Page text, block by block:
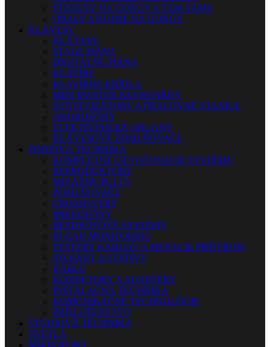
STOJANY NA GONGY A TAM-TAMY
OBALY A KUFRE NA GONGY
KLÁVESY
KLÁVESY
STAGE PIÁNA
DIGITÁLNE PIÁNA
KLAVÍRE
KLAVÍRNE KRÍDLA
MIDI MASTER KEYBOARDY
SYNTETIZÁTORY A PRACOVNÉ STANICE
AKORDEÓNY
ELEKTRONICKÉ ORGANY
KLÁVESOVÉ ZOSILŇOVAČE
PÓDIOVÁ TECHNIKA
KOMPLETNÉ OZVUČOVACIE SYSTÉMY
REPRODUKTORY
MIXÁŽNE PULTY
ZOSILŇOVAČE
CROSSOVERY
MIKROFÓNY
BEZDRÔTOVÉ SYSTÉMY
IN-EAR MONITORING
TESTERY KÁBLOV A MERACIE PRÍSTROJE
STOJANY A STATÍVY
KÁBLE
KONEKTORY A ADAPTÉRY
INŠTALAČNÁ TECHNIKA
KOMUNIKAČNÉ TECHNOLÓGIE
PRÍSLUŠENSTVO
ŠTÚDIOVÁ TECHNIKA
SVETLÁ
MIKROFÓNY